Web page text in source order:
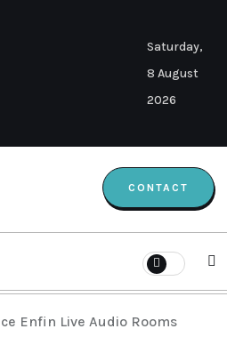
Saturday,
8 August
2026
CONTACT
Enfin Live Audio Rooms